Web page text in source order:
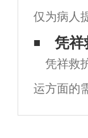
仅为病人
情况下快
介绍的
凭祥
凭祥救
运方面的
市，凭祥